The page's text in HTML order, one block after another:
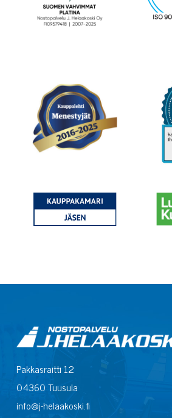
Pakkasraitti 12
04360 Tuusula
info@j-helaakoski.fi